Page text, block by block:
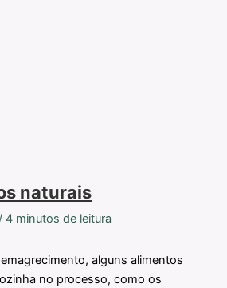
naturais
/4 minutos de leitura
alguns alimentos
no processo, como os